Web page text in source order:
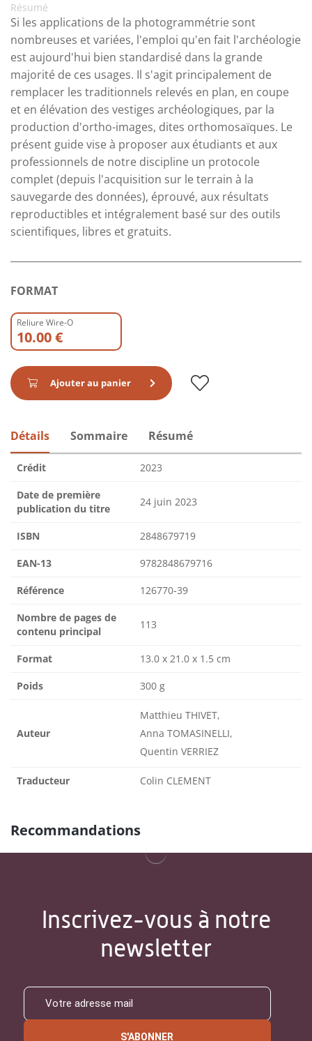
Résumé
Si les applications de la photogrammétrie sont
nombreuses et variées, l'emploi qu'en fait l'archéologie
est aujourd'hui bien standardisé dans la grande
majorité de ces usages. Il s'agit principalement de
remplacer les traditionnels relevés en plan, en coupe
et en élévation des vestiges archéologiques, par la
production d'ortho-images, dites orthomosaïques. Le
présent guide vise à proposer aux étudiants et aux
professionnels de notre discipline un protocole
complet (depuis l'acquisition sur le terrain à la
sauvegarde des données), éprouvé, aux résultats
reproductibles et intégralement basé sur des outils
scientifiques, libres et gratuits.
FORMAT
Reliure Wire-O
10.00 €
Ajouter au panier
Détails Sommaire Résumé
Crédit 2023
Date de première
publication du titre
24 juin 2023
ISBN 2848679719
EAN-13 9782848679716
Référence 126770-39
Nombre de pages de
contenu principal
113
Format 13.0 x 21.0 x 1.5 cm
Poids 300 g
Auteur
Matthieu THIVET,
Anna TOMASINELLI,
Quentin VERRIEZ
Traducteur Colin CLEMENT
Recommandations
Inscrivez-vous à notre
newsletter
S'ABONNER